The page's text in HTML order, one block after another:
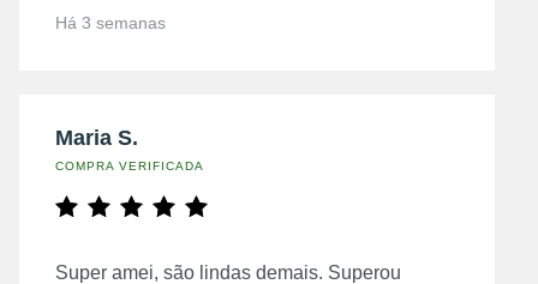
Há 3 semanas
Maria S.
COMPRA VERIFICADA
Super amei, são lindas demais. Superou